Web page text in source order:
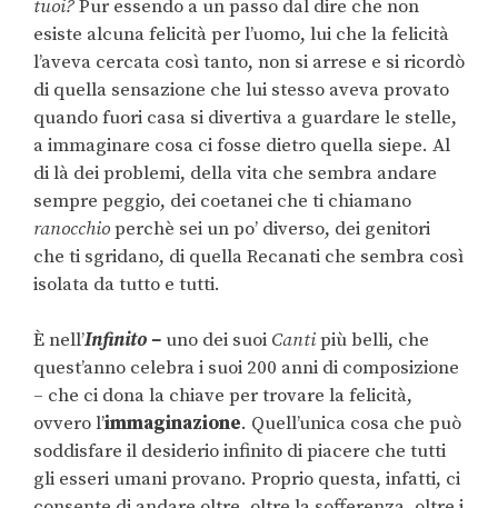
tuoi?Pur essendo a un passo dal dire che non
esiste alcuna felicità per l’uomo, lui che la felicità
l’aveva cercata così tanto, non si arrese e si ricordò
di quella sensazione che lui stesso aveva provato
quando fuori casa si divertiva a guardare le stelle,
a immaginare cosa ci fosse dietro quella siepe. Al
di là dei problemi, della vita che sembra andare
sempre peggio, dei coetanei che ti chiamano
ranocchioperchè sei un po’ diverso, dei genitori
che ti sgridano, di quella Recanati che sembra così
isolata da tutto e tutti.
È nell’Infinito – uno dei suoi Cantipiù belli, che
quest’anno celebra i suoi 200 anni di composizione
– che ci dona la chiave per trovare la felicità,
ovvero l’immaginazione. Quell’unica cosa che può
soddisfare il desiderio infinito di piacere che tutti
gli esseri umani provano. Proprio questa, infatti, ci